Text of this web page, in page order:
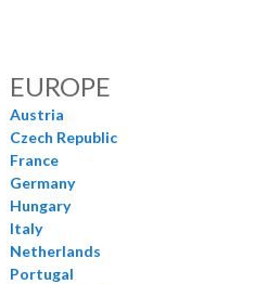
EUROPE
Austria
Czech Republic
France
Germany
Hungary
Italy
Netherlands
Portugal